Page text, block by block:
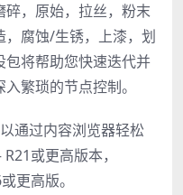
，原始，拉丝，粉末
腐蚀/生锈，上漆，划
将帮助您快速迭代并
繁琐的节点控制。
通过内容浏览器轻松
或更高版本，
更高版。